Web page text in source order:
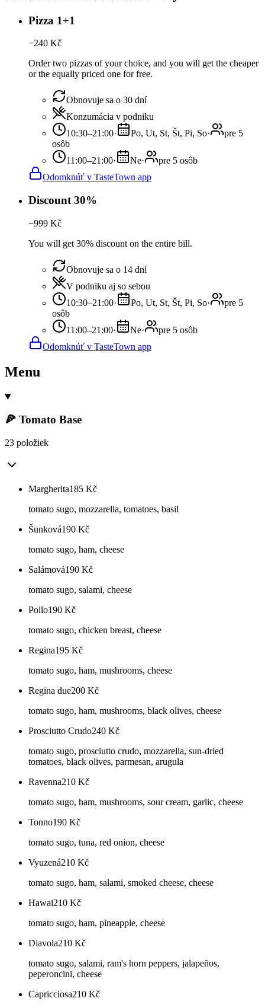
Pizza 1+1
−240 Kč
Order two pizzas of your choice, and you will get the cheaper
or the equally priced one for free.
Obnovuje sa o 30 dní
Konzumácia v podniku
10:30–21:00· Po, Ut, St, Št, Pi, So·
pre 5
osôb
11:00–21:00· Ne·
pre 5 osôb
Odomknúť v TasteTown app
Discount 30%
−999 Kč
You will get 30% discount on the entire bill.
Obnovuje sa o 14 dní
V podniku aj so sebou
10:30–21:00· Po, Ut, St, Št, Pi, So·
pre 5
osôb
11:00–21:00· Ne·
pre 5 osôb
Odomknúť v TasteTown app
Menu
🍕 Tomato Base
23 položiek
Margherita185 Kč
tomato sugo, mozzarella, tomatoes, basil
Šunková190 Kč
tomato sugo, ham, cheese
Salámová190 Kč
tomato sugo, salami, cheese
Pollo190 Kč
tomato sugo, chicken breast, cheese
Regina195 Kč
tomato sugo, ham, mushrooms, cheese
Regina due200 Kč
tomato sugo, ham, mushrooms, black olives, cheese
Prosciutto Crudo240 Kč
tomato sugo, prosciutto crudo, mozzarella, sun-dried
tomatoes, black olives, parmesan, arugula
Ravenna210 Kč
tomato sugo, ham, mushrooms, sour cream, garlic, cheese
Tonno190 Kč
tomato sugo, tuna, red onion, cheese
Vyuzená210 Kč
tomato sugo, ham, salami, smoked cheese, cheese
Hawai210 Kč
tomato sugo, ham, pineapple, cheese
Diavola210 Kč
tomato sugo, salami, ram's horn peppers, jalapeños,
peperoncini, cheese
Capricciosa210 Kč